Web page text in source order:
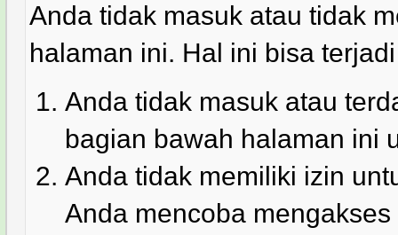
Anda tidak masuk atau tidak
halaman ini. Hal ini bisa
Anda tidak masuk atau
bagian bawah halaman ini
Anda tidak memiliki izin
Anda mencoba